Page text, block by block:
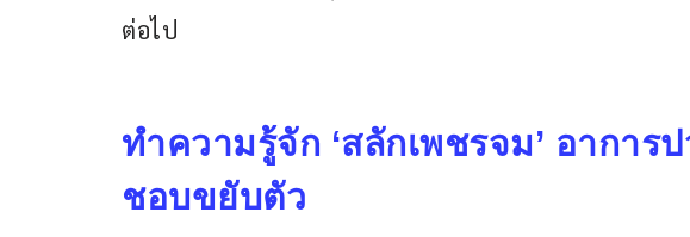
ต่อไป
ทำความรู้จัก ‘สลักเพชรจม’ อากา
ชอบขยับตัว